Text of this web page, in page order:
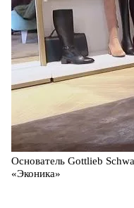
Основатель Gottlieb
«Эконика»